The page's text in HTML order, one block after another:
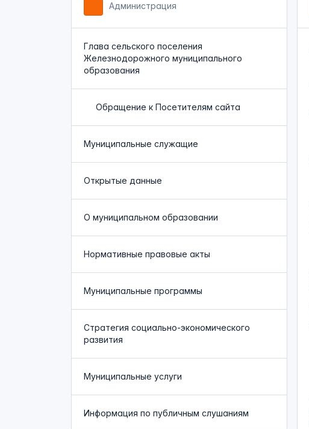
Администрация
Глава сельского поселения
Железнодорожного муниципального
образования
Обращение к Посетителям сайта
Муниципальные служащие
Открытые данные
О муниципальном образовании
Нормативные правовые акты
Муниципальные программы
Стратегия социально-экономического
развития
Муниципальные услуги
Информация по публичным слушаниям